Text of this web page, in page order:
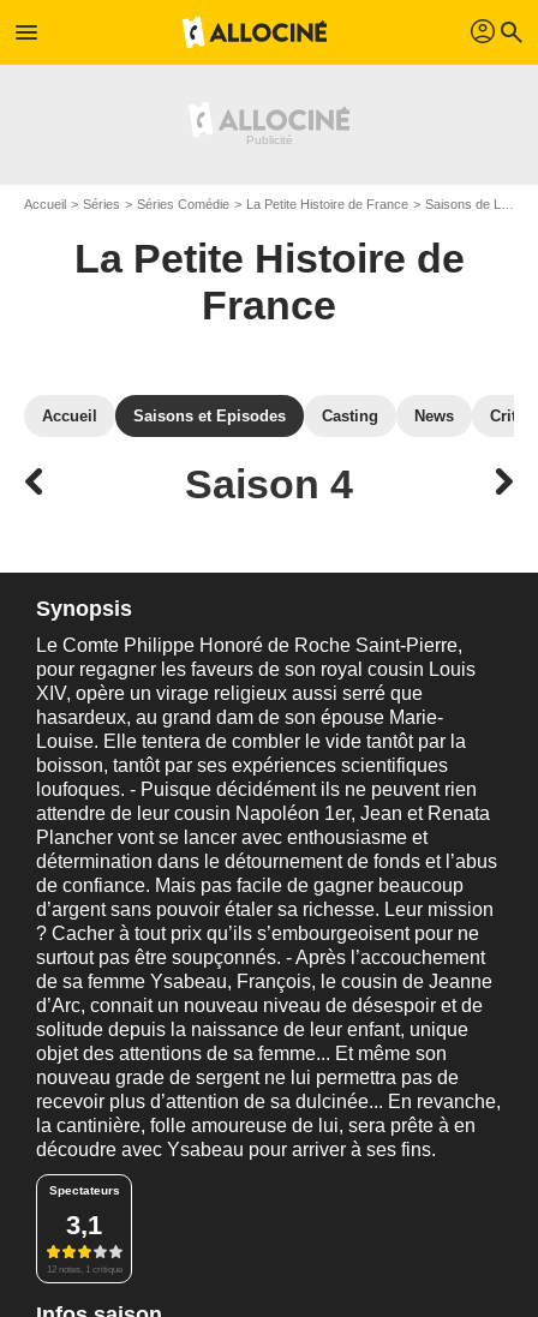
menu profil search
Accueil Séries Séries Comédie La Petite Histoire de France Saisons de La Petite Histoire de France
La Petite Histoire de
France
Accueil Saisons et Episodes Casting News
Saison 4
Synopsis
Le Comte Philippe Honoré de Roche Saint-Pierre,
pour regagner les faveurs de son royal cousin Louis
XIV, opère un virage religieux aussi serré que
hasardeux, au grand dam de son épouse Marie-
Louise. Elle tentera de combler le vide tantôt par la
boisson, tantôt par ses expériences scientifiques
loufoques. - Puisque décidément ils ne peuvent rien
attendre de leur cousin Napoléon 1er, Jean et Renata
Plancher vont se lancer avec enthousiasme et
détermination dans le détournement de fonds et l’abus
de confiance. Mais pas facile de gagner beaucoup
d’argent sans pouvoir étaler sa richesse. Leur mission
? Cacher à tout prix qu’ils s’embourgeoisent pour ne
surtout pas être soupçonnés. - Après l’accouchement
de sa femme Ysabeau, François, le cousin de Jeanne
d’Arc, connait un nouveau niveau de désespoir et de
solitude depuis la naissance de leur enfant, unique
objet des attentions de sa femme... Et même son
nouveau grade de sergent ne lui permettra pas de
recevoir plus d’attention de sa dulcinée... En revanche,
la cantinière, folle amoureuse de lui, sera prête à en
découdre avec Ysabeau pour arriver à ses fins.
Spectateurs
3,1
12 notes, 1 critique